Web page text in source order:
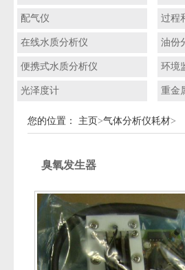
配气仪 过程
在线水质分析仪 油份
便携式水质分析仪 环境
光泽度计 重金
您的位置： 主页>气体分析仪耗材>
臭氧发生器